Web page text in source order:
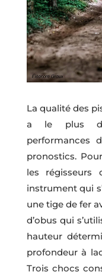
La qualité des
a le plus
performances
pronostics.
les régisseurs
instrument qui
une tige de fer
d’obus qui
hauteur
profondeur à
Trois chocs